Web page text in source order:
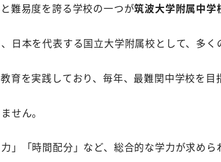
難易度を誇る学校の一つが筑波大学附属中学
日本を代表する国立大学附属校として、多く
育を実践しており、毎年、最難関中学校を目
せん。
」「時間配分」など、総合的な学力が求めら